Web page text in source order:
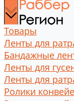
Товары
Ленты для
Бандажные
Ленты для
Ленты для
Ролики